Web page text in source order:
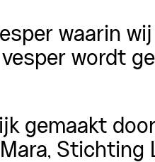
waarin
wordt
gemaakt
Stichting